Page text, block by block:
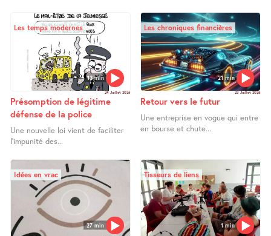
13 min
Les temps modernes
24 Juillet 2026
Présomption de légitime
défense de la police
Une nouvelle loi vient de faciliter
l’impunité des...
21 min
Les chroniques financières
23 Juillet 2026
Retour vers le futur
Une entreprise en vogue qui entre
en bourse et chute...
27 min
Idées en vrac
1 min
Tisseurs de liens